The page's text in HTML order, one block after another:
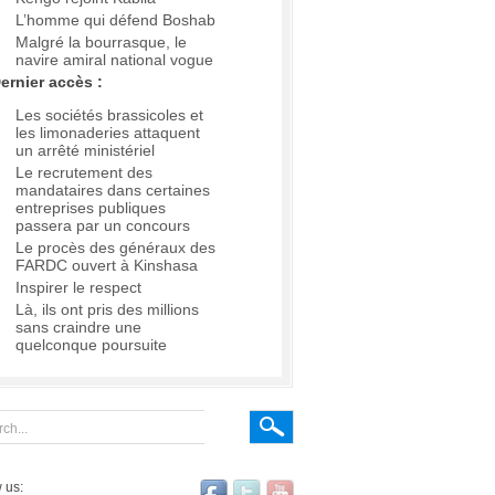
L’homme qui défend Boshab
Malgré la bourrasque, le
navire amiral national vogue
accès :
Les sociétés brassicoles et
les limonaderies attaquent
un arrêté ministériel
Le recrutement des
mandataires dans certaines
entreprises publiques
passera par un concours
Le procès des généraux des
FARDC ouvert à Kinshasa
Inspirer le respect
Là, ils ont pris des millions
sans craindre une
quelconque poursuite
us: